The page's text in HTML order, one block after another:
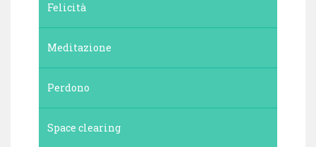
Felicità
Meditazione
Perdono
Space clearing